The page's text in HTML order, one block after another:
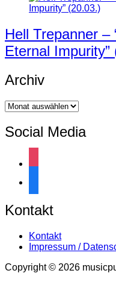
Hell Trepanner –
Eternal Impurity”
Archiv
Archiv
Social Media
Kontakt
Kontakt
Impressum /
Copyright © 2026